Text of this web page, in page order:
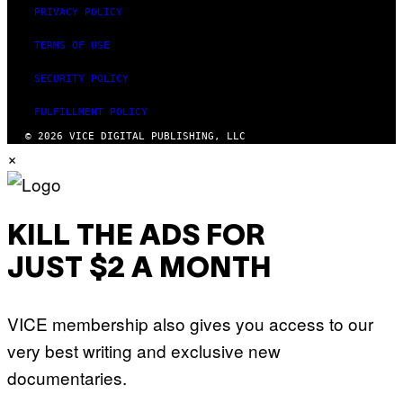
PRIVACY POLICY
TERMS OF USE
SECURITY POLICY
FULFILLMENT POLICY
© 2026 VICE DIGITAL PUBLISHING, LLC
×
KILL THE ADS FOR
JUST $2 A MONTH
VICE membership also gives you access to our
very best writing and exclusive new
documentaries.